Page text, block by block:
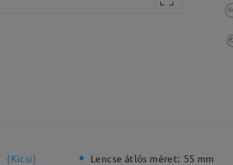
(Kicsi) Lencse átlós méret: 55 mm